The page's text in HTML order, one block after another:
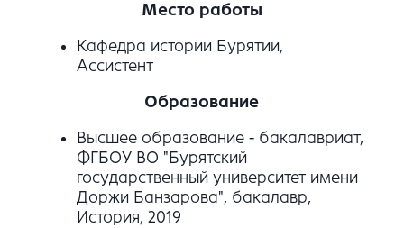
Место работы
Кафедра истории Бурятии,
Ассистент
Образование
Высшее образование - бакалавриат,
ФГБОУ ВО "Бурятский
государственный университет имени
Доржи Банзарова", бакалавр,
История, 2019